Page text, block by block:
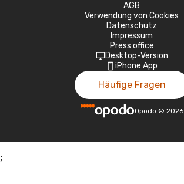
AGB
Verwendung von Cookies
Datenschutz
Impressum
Press office
Desktop-Version
iPhone App
Häufige Fragen
Opodo © 2026
;